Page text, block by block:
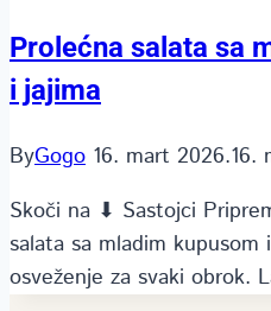
Prolećna salata sa
i jajima
ByGogo 16. mart 2026.16.
Skoči na ⬇ Sastojci
salata sa mladim kupusom
osveženje za svaki obrok.